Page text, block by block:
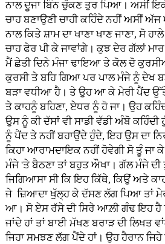
ਨਾਲ ਦੂਜਾ ਬਿੰਨ ਚੁੱਕਣ ਤੁਰ ਪਿਆ। ਅਸੀਂ
ਚਾਹ ਬਣਾਉਣੀ ਚਾਹੀ ਕਹਿੰਦੇ ਨਹੀਂ ਅਸੀਂ
ਨਾਲ ਕਿਤੇ ਸ਼ਾਮ ਦਾ ਖਾਣਾ ਖਾਣ ਜਾਣਾ, ਸੋ
ਚਾਹ ਫੇਰ ਪੀ ਕੇ ਜਾਵਾਂਗੇ। ਕੁਝ ਦੇਰ ਗੱਲਾਂ
ਮੈਂ ਛੇਤੀ ਦਿਨੇ ਮੰਜਾ ਢਾਇਆ ਤੇ ਕੋਲ ਦੋ
ਕੁਰਸੀ ਤੇ ਬਹਿ ਗਿਆ ਪਰ ਪਾਲ ਮੰਜੇ ਨੂੰ ਦੇਖ
ਬੜਾ ਵਧੀਆ ਹੈ। ਤੇ ਉਹ ਆ ਕੇ ਮੇਰੀ ਪੈਂਦ
ਤੇ ਕਾਹਨੂੰ ਬਹਿਣਾ, ਏਧਰ ਨੂੰ ਹੋ ਜਾ। ਉਹ
ਉਸ ਨੂੰ ਕੀ ਦੱਸਾਂ ਵੀ ਸਾਡੀ ਵੱਡੀ ਅੰਬੋ
ਨੂੰ ਪੈਂਦ ਤੇ ਨਹੀਂ ਬਹਾਉਂਦੇ ਹੁੰਦੇ, ਇਹ ਉਸ ਦਾ
ਕਿਹਾ ਆਰਾਮਦਾਇਕ ਨਹੀਂ ਹੋਵੇਗੀ ਸੋ ਤੂੰ ਜਾ
ਮੰਜੇ 'ਤੇ ਬੈਠਣਾ ਤਾਂ ਬਹੁਤ ਔਖਾ। ਗੱਲ ਮੰਜੇ
ਜਿਗਿਆਸਾ ਸੀ ਕਿ ਇਹ ਕਿੱਥੇ, ਕਿਉਂ ਅਤੇ
ਜੇ ਜ਼ਿਆਦਾ ਖੁੱਲ੍ਹ ਕੇ ਦੱਸਣ ਲੱਗ ਪਿਆ ਤਾਂ
ਆ। ਸੋ ਏਸ ਰੱਸੇ ਦੀ ਸਿਰੇ ਆਲ਼ੀ ਗੰਢ ਇਹ ਹੈ
ਜਾਂਦੇ ਹਾਂ ਤਾਂ ਬਾਈ ਮੱਖਣ ਬਰਾੜ ਦੀ
ਜਿਹਾ ਸਮਝਣ ਲੱਗ ਪੈਂਦੇ ਹਾਂ। ਉਹ ਹੈਰਾਨ ਜਿਹੇ